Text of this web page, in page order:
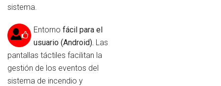
sistema.
Entornofácil para el
usuario (Android). Las
pantallas táctiles facilitan la
gestión de los eventos del
sistema de incendio y